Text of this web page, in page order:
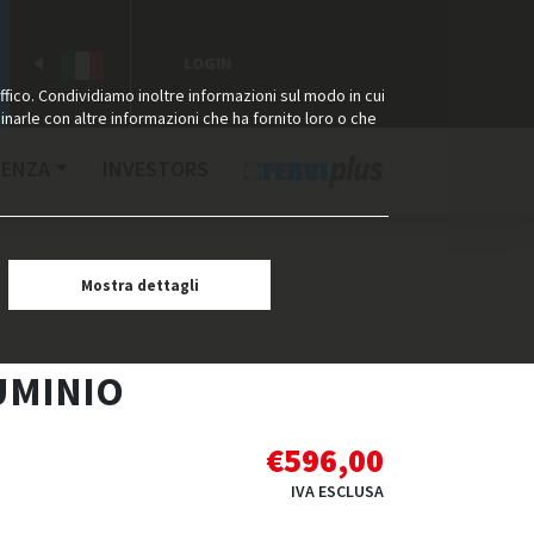
Condividiamo inoltre informazioni sul modo in cui
con altre informazioni che ha fornito loro o che
Mostra dettagli
€596,00
IVA ESCLUSA